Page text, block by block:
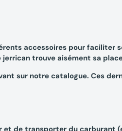
accessoires pour faciliter
trouve aisément sa
sur notre catalogue. Ces
de transporter du carburant